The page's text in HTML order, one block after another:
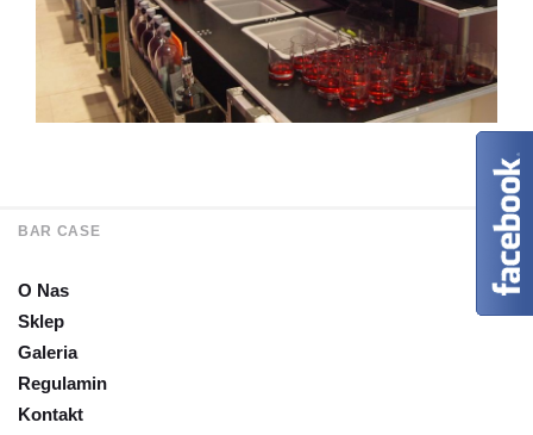
BAR CASE
O Nas
Sklep
Galeria
Regulamin
Kontakt